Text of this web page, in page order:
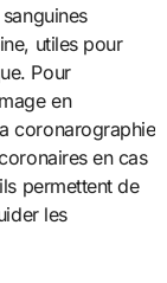
utiles pour
Pour
en
coronarographie
en cas
permettent de
les